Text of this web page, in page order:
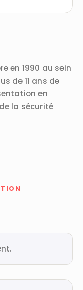
en 1990 au sein
de 11 ans de
en
la sécurité